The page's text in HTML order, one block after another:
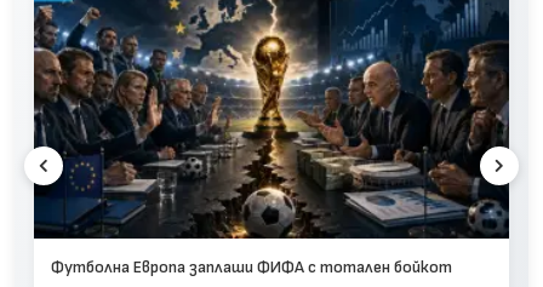
Футболна Европа заплаши ФИФА с тотален бойкот